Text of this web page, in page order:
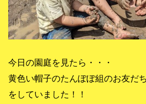
今日の園庭を見たら・・・
黄色い帽子のたんぽぽ組のお友だ
をしていました！！